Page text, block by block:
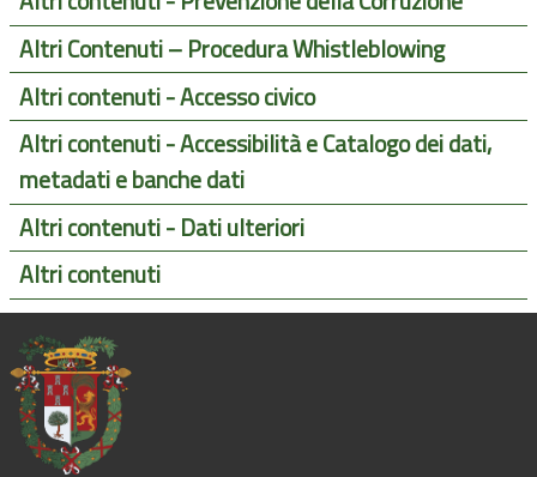
Altri Contenuti – Procedura Whistleblowing
Altri contenuti - Accesso civico
Altri contenuti - Accessibilità e Catalogo dei dati,
metadati e banche dati
Altri contenuti - Dati ulteriori
Altri contenuti